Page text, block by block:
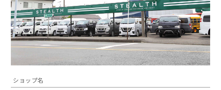
ショップ名